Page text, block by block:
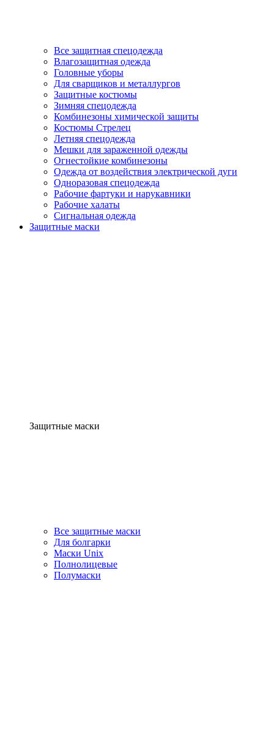
Все защитная спецодежда
Влагозащитная одежда
Головные уборы
Для сварщиков и металлургов
Защитные костюмы
Зимняя спецодежда
Комбинезоны химической защиты
Костюмы Стрелец
Летняя спецодежда
Мешки для зараженной одежды
Огнестойкие комбинезоны
Одежда от воздействия электрической дуги
Одноразовая спецодежда
Рабочие фартуки и нарукавники
Рабочие халаты
Сигнальная одежда
Защитные маски
Защитные маски
Все защитные маски
Для болгарки
Маски Unix
Полнолицевые
Полумаски